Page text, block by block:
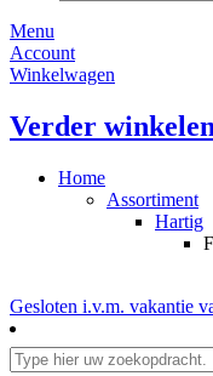
Menu
Account
Winkelwagen
Verder winkelen
Home
Assortiment
Hartig
Gesloten i.v.m. vakantie